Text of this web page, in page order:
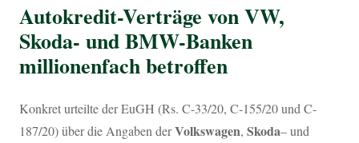
Autokredit-Verträge von VW,
Skoda- und BMW-Banken
millionenfach betroffen
Konkret urteilte der EuGH (Rs. C-33/20, C-155/20 und C-
187/20) über die Angaben derVolkswagen, Skoda– und